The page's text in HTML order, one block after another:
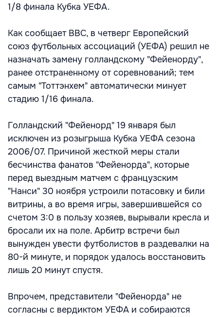
1/8 финала Кубка УЕФА.
Как сообщает ВВС, в четверг Европейский
союз футбольных ассоциаций (УЕФА) решил не
назначать замену голландскому "Фейенорду",
ранее отстраненному от соревнований; тем
самым "Тоттэнхем" автоматически минует
стадию 1/16 финала.
Голландский "Фейенорд" 19 января был
исключен из розыгрыша Кубка УЕФА сезона
2006/07. Причиной жесткой меры стали
бесчинства фанатов "Фейенорда", которые
перед выездным матчем с французским
"Нанси" 30 ноября устроили потасовку и били
витрины, а во время игры, завершившейся со
счетом 3:0 в пользу хозяев, вырывали кресла и
бросали их на поле. Арбитр встречи был
вынужден увести футболистов в раздевалки на
80-й минуте, и порядок удалось восстановить
лишь 20 минут спустя.
Впрочем, представители "Фейенорда" не
согласны с вердиктом УЕФА и собираются